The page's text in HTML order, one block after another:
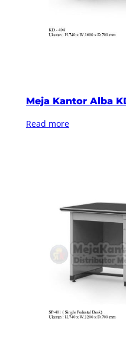
Meja Kantor Alba
Read more